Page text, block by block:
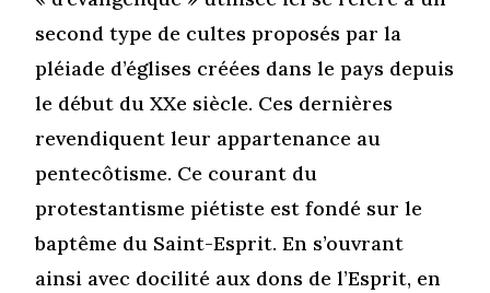
second type de cultes proposés par la
pléiade d’églises créées dans le pays depuis
le début du XXe siècle. Ces dernières
revendiquent leur appartenance au
pentecôtisme. Ce courant du
protestantisme piétiste est fondé sur le
baptême du Saint-Esprit. En s’ouvrant
ainsi avec docilité aux dons de l’Esprit, en